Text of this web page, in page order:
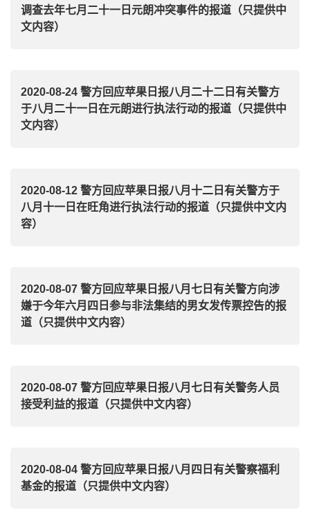
调查去年七月二十一日元朗冲突事件的报道（只提供中
文内容）
2020-08-24 警方回应苹果日报八月二十二日有关警方
于八月二十一日在元朗进行执法行动的报道（只提供中
文内容）
2020-08-12 警方回应苹果日报八月十二日有关警方于
八月十一日在旺角进行执法行动的报道（只提供中文内
容）
2020-08-07 警方回应苹果日报八月七日有关警方向涉
嫌于今年六月四日参与非法集结的男女发传票控告的报
道（只提供中文内容）
2020-08-07 警方回应苹果日报八月七日有关警务人员
接受利益的报道（只提供中文内容）
2020-08-04 警方回应苹果日报八月四日有关警察福利
基金的报道（只提供中文内容）